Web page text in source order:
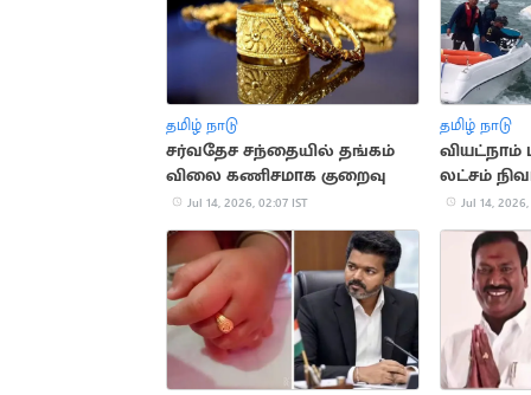
தமிழ் நாடு
சர்வதேச சந்தையில் தங்கம்
விலை கணிசமாக குறைவு
Jul 14, 2026, 02:07 IST
தமிழ் நாடு
வியட்நாம்
லட்சம்
Jul 14,